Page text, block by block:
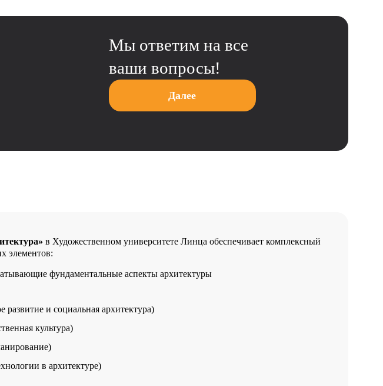
Мы ответим на все
ваши вопросы!
Далее
в Художественном университете Линца обеспечивает комплексный
элементов:
фундаментальные аспекты архитектуры
и социальная архитектура)
культура)
в архитектуре)